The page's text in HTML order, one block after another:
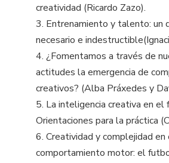
creatividad (Ricardo Zazo).
3. Entrenamiento y talento: un
necesario e
4. ¿Fomentamos a través de
actitudes la emergencia de
creativos? (Alba Práxedes y
5. La inteligencia creativa en el
Orientaciones para la práctica
6. Creatividad y complejidad en
comportamiento motor: el